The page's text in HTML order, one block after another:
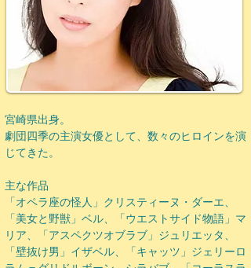
宮崎県出身。
劇団四季の主演女優として、数々のヒロインを演
じてきた。
主な作品
「オペラ座の怪人」クリスティーヌ・ダーエ、
「美女と野獣」ベル、「ウエストサイド物語」マ
リア、「アスペクツオブラブ」ジュリエッタ、
「壁抜け男」イザベル、「キャッツ」ジェリーロ